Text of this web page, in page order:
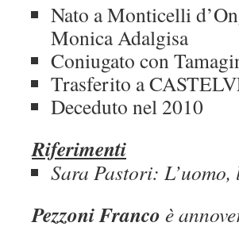
Nato a Monticelli
Monica Adalgisa
Coniugato con
Trasferito a
Deceduto nel 2010
Riferimenti
Sara Pastori:
Pezzoni Franco è